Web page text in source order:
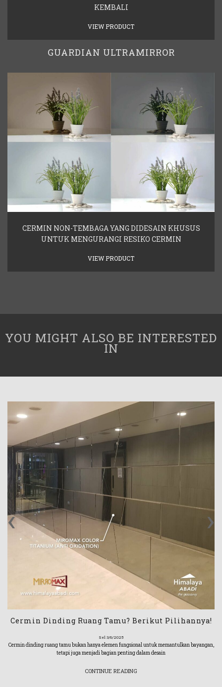
KEMBALI
VIEW PRODUCT
GUARDIAN ULTRAMIRROR
CERMIN NON-TEMBAGA YANG DIDESAIN KHUSUS
UNTUK MENGURANGI RESIKO CERMIN
VIEW PRODUCT
YOU MIGHT ALSO BE INTERESTED
IN
Cermin Dinding Ruang Tamu? Berikut Pilihannya!
Sel 3/6/2025
Cermin dinding ruang tamu bukan hanya elemen fungsional untuk memantulkan bayangan,
tetapi juga menjadi bagian penting dalam desain
CONTINUE READING
‹ ›